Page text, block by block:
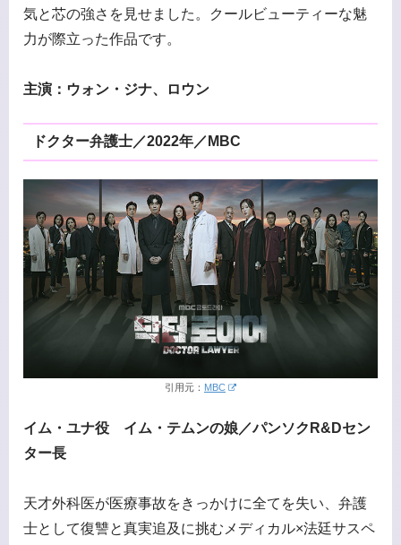
気と芯の強さを見せました。クールビューティーな魅
力が際立った作品です。
主演：ウォン・ジナ、ロウン
ドクター弁護士／2022年／MBC
引用元： MBC
イム・ユナ役 イム・テムンの娘／パンソクR&Dセン
ター長
天才外科医が医療事故をきっかけに全てを失い、弁護
士として復讐と真実追及に挑むメディカル×法廷サスペ